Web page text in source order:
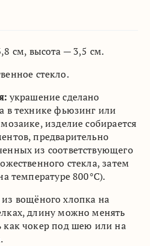
см, высота — 3,5 см.
стекло.
украшение сделано
в технике фьюзинг или
изделие собирается
предварительно
из соответствующего
стекла, затем
температуре 800°C).
вощёного хлопка на
длину можно менять
чокер под шею или на